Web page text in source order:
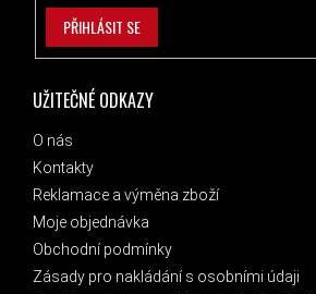
UŽITEČNÉ ODKAZY
O nás
Kontakty
Reklamace a výměna zboží
Moje objednávka
Obchodní podmínky
Zásady pro nakládání s osobními údaji
PŘIHLÁSIT SE